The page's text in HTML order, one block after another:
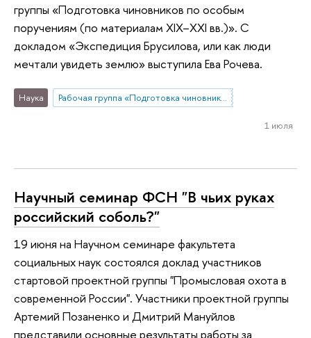
группы «Подготовка чиновников по особым
поручениям (по материалам XIX–XXI вв.)». С
докладом «Экспедиция Брусилова, или как люди
мечтали увидеть землю» выступила Ева Рочева.
Наука Рабочая группа «Подготовка чиновников по особым поручениям»
1 июля
Научный семинар ФСН "В чьих руках
российский соболь?"
19 июня на Научном семинаре факультета
социальных наук состоялся доклад участников
стартовой проектной группы "Промысловая охота в
современной России". Участники проектной группы
Артемий Позаненко и Дмитрий Мануйлов
представили основные результаты работы за